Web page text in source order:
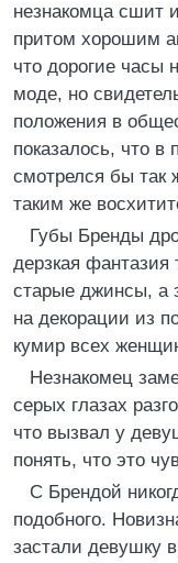
незнакомца сшит
притом хорошим
что дорогие часы
моде, но
положения в
показалось, что в
смотрелся бы так
таким же
Губы Бренды
дерзкая фантазия
старые джинсы, а
на декорации из
кумир всех
Незнакомец
серых глазах
что вызвал у
понять, что это
С Брендой
подобного.
застали девушку